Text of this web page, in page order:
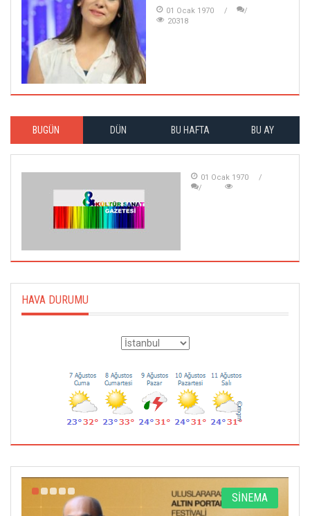
01 Ocak 1970
20318
BUGÜN DÜN BU HAFTA BU AY
01 Ocak 1970
HAVA DURUMU
SİNEMA